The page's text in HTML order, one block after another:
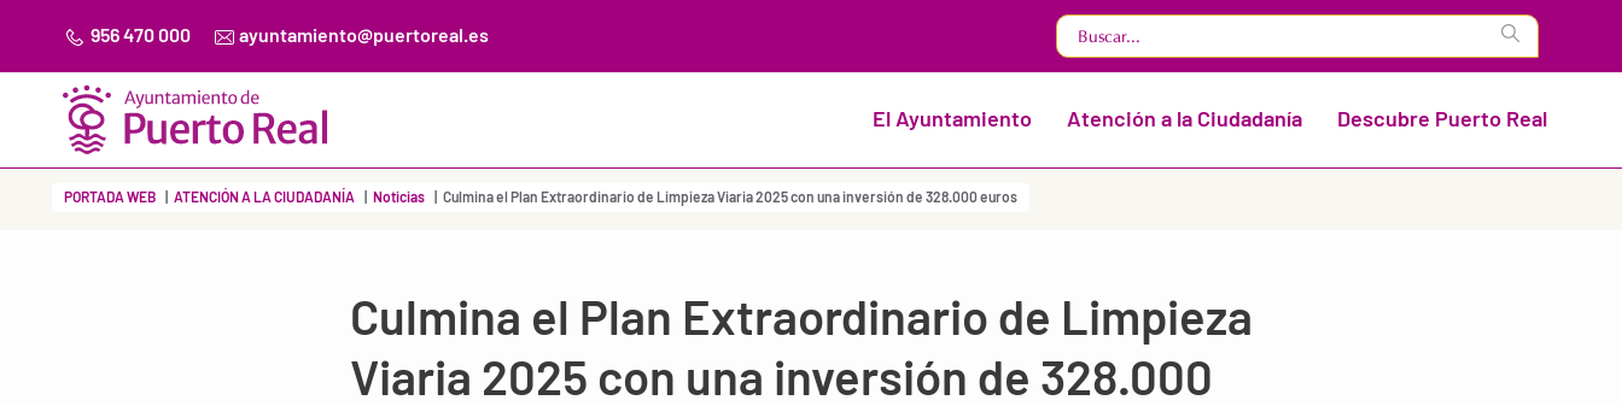
956 470 000 ayuntamiento@puertoreal.es
El Ayuntamiento Atención a la Ciudadanía Descubre Puerto Real
PORTADA WEB ATENCIÓN A LA CIUDADANÍA Noticias Culmina el Plan Extraordinario de Limpieza Viaria 2025 con una inversión de 328.000 euros
Culmina el Plan Extraordinario de Limpieza
Viaria 2025 con una inversión de 328.000